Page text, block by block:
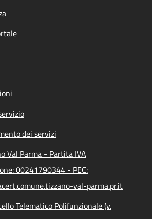
dei servizi
Val Parma - Partita IVA
00241790344 - PEC:
val-parma.pr.it
Telematico Polifunzionale (v.